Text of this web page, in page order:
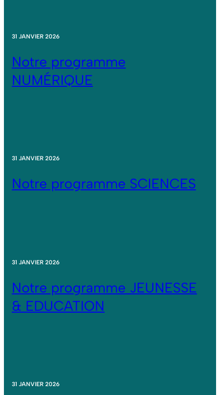
31 JANVIER 2026
Notre programme
NUMÉRIQUE
31 JANVIER 2026
Notre programme SCIENCES
31 JANVIER 2026
Notre programme JEUNESSE
& EDUCATION
31 JANVIER 2026